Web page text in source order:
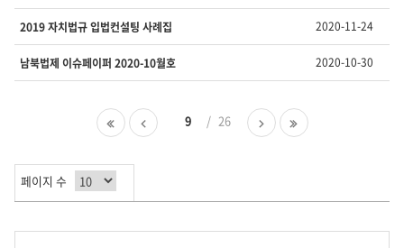
를
제
공
합
2019 자치법규 입법컨설팅 사례집 2020-11-24
남북법제 이슈페이퍼 2020-10월호 2020-10-30
첫
페
이
전
9 26
다
음
마
지
지
페이지 수